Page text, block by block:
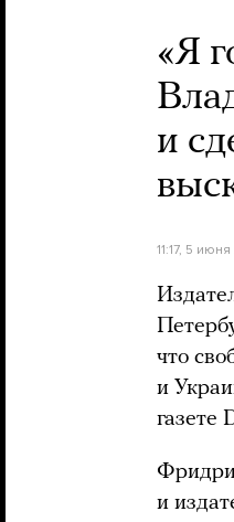
«Я
и
11:17, 5
что
и
газете
и